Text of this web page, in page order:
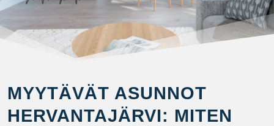
MYYTÄVÄT ASUNNOT
HERVANTAJÄRVI: MITEN